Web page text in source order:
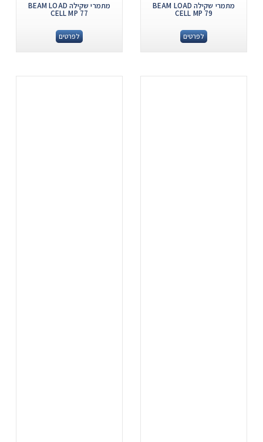
מתמרי שקילה BEAM LOAD
CELL MP 79
לפרטים
מתמרי שקילה BEAM LOAD
CELL MP 77
לפרטים